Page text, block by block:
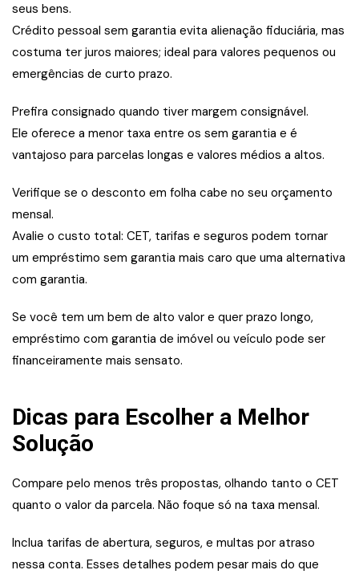
seus bens.
Crédito pessoal sem garantia evita alienação fiduciária, mas
costuma ter juros maiores; ideal para valores pequenos ou
emergências de curto prazo.
Prefira consignado quando tiver margem consignável.
Ele oferece a menor taxa entre os sem garantia e é
vantajoso para parcelas longas e valores médios a altos.
Verifique se o desconto em folha cabe no seu orçamento
mensal.
Avalie o custo total: CET, tarifas e seguros podem tornar
um empréstimo sem garantia mais caro que uma alternativa
com garantia.
Se você tem um bem de alto valor e quer prazo longo,
empréstimo com garantia de imóvel ou veículo pode ser
financeiramente mais sensato.
Dicas para Escolher a Melhor
Solução
Compare pelo menos três propostas, olhando tanto o CET
quanto o valor da parcela. Não foque só na taxa mensal.
Inclua tarifas de abertura, seguros, e multas por atraso
nessa conta. Esses detalhes podem pesar mais do que